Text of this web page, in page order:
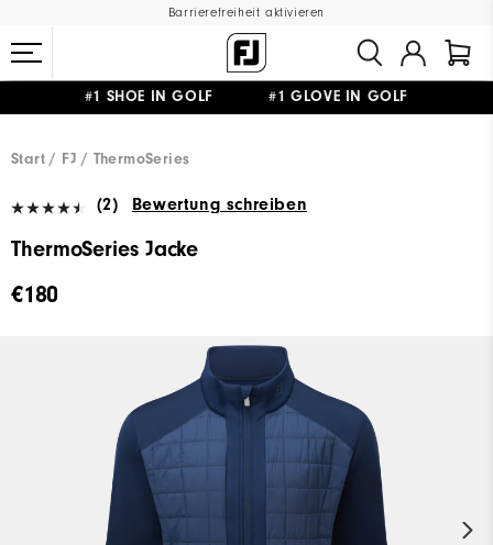
Barrierefreiheit aktivieren
#1 SHOE IN GOLF #1 GLOVE IN GOLF
GRATIS LIEFERUNGAB 99€&GRATIS RÜCKSENDUNG
Start FJ ThermoSeries
(2) Bewertung schreiben
ThermoSeries Jacke
€180